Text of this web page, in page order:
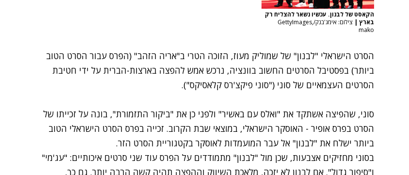
הקאסט של לבנון. עכשיו נשאר להצליח רק
בארץ |
צילום: אימג'בנק/GettyImages,
mako
הסרט הישראלי "לבנון" של שמוליק מעוז, הזוכה הטרי ב"אריה הזהב" (הפרס עבור הסרט הטוב
ביותר) בפסטיבל הסרטים החשוב בוונציה, נרכש אמש להפצה בארצות-הברית על ידי חטיבת
הסרטים העצמאיים של סוני ("סוני פיקצ'רס קלאסיקס").
סוני, שהפיצה אשתקד את "ואלס עם באשיר" ולפני כן את "ביקור התזמורת", בונה על זכייתו של
הסרט בפרס אופיר - האוסקר הישראלי, במוצאי שבת הקרוב. זכייה בפרס הסרט הישראלי הטוב
ביותר ישלח את "לבנון" אל עבר המועמדות לאוסקר בקטגוריית הסרט הזר.
בסוני מחזיקים אצבעות, שכן מול "לבנון" מתמודדים על הפרס עוד שני סרטים איכותיים: "עג'מי"
ו"סיפור גדול". אם לבנון לא יזכה, מלאכת השיווק וההפצה תהיה קשה הרבה יותר. גם כך,